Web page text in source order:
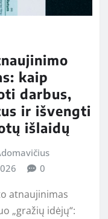
kaip
darbus,
ir išvengti
išlaidų
0
atnaujinimas
„gražių idėjų“: